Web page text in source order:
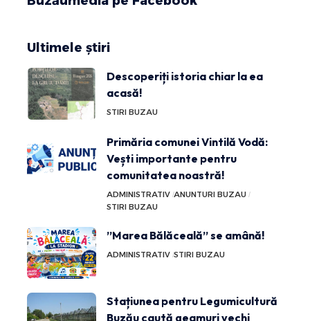
Ultimele știri
Descoperiți istoria chiar la ea
acasă!
STIRI BUZAU
Primăria comunei Vintilă Vodă:
Vești importante pentru
comunitatea noastră!
ADMINISTRATIV ANUNTURI BUZAU
STIRI BUZAU
”Marea Bălăceală” se amână!
ADMINISTRATIV STIRI BUZAU
Stațiunea pentru Legumicultură
Buzău caută geamuri vechi